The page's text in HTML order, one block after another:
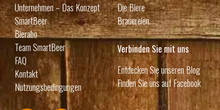
Unternehmen – Das Konzept
SmartBeer
Bierabo
Team SmartBeer
FAQ
Kontakt
Nutzungsbedingungen
Die Biere
Brauereien
Verbinden Sie mit uns
Entdecken Sie unseren Blog
Finden Sie uns auf Facebook